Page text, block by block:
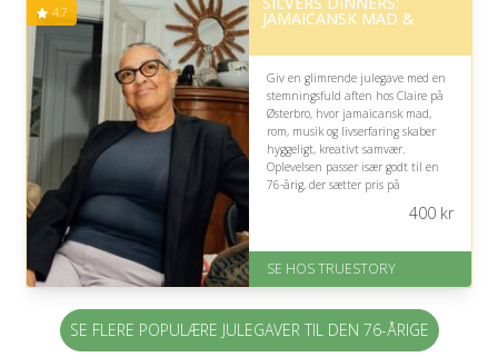
4.7 JAMAICANSK MAD &
Giv en glimrende julegave med en
stemningsfuld aften hos Claire på
Østerbro, hvor jamaicansk mad,
rom, musik og livserfaring skaber
hyggeligt, kreativt samvær.
Oplevelsen passer især godt til en
76-årig, der sætter pris på
opmærksom på transport og
På lager
Levering: 1-2 dages levering.
Eller lav digitalt gavekort med det
samme
Fremragende Trustpilot rating
400kr
SE HOS TRUESTORY
SE FLERE POPULÆRE JULEGAVER TIL DEN 76-ÅRIGE